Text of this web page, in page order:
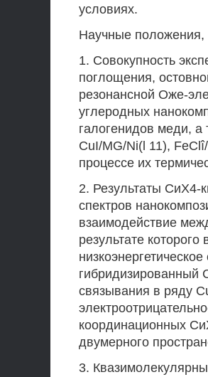
условиях.
Научные
1. Совокупность
поглощения,
резонансной Оже-
углеродных
галогенидов меди, а
CuI/MG/Ni(l 11),
процессе их
2. Результаты СиХ4-
спектров
взаимодействие
результате
гибридизированный
связывания в ряду
координационных
двумерного
3.